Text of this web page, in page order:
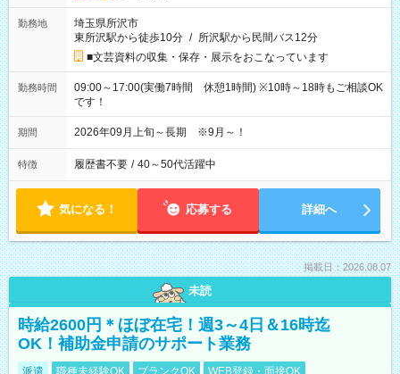
勤務地
埼玉県所沢市
東所沢駅から徒歩10分 / 所沢駅から民間バス12分
■文芸資料の収集・保存・展示をおこなっています
勤務時間
09:00～17:00(実働7時間 休憩1時間) ※10時～18時もご相談OK
です！
期間 2026年09月上旬～長期 ※9月～！
特徴 履歴書不要 / 40～50代活躍中
気になる！ 応募する 詳細へ
掲載日：2026.08.07
未読
時給2600円＊ほぼ在宅！週3～4日＆16時迄
OK！補助金申請のサポート業務
派遣 職種未経験OK ブランクOK WEB登録・面接OK